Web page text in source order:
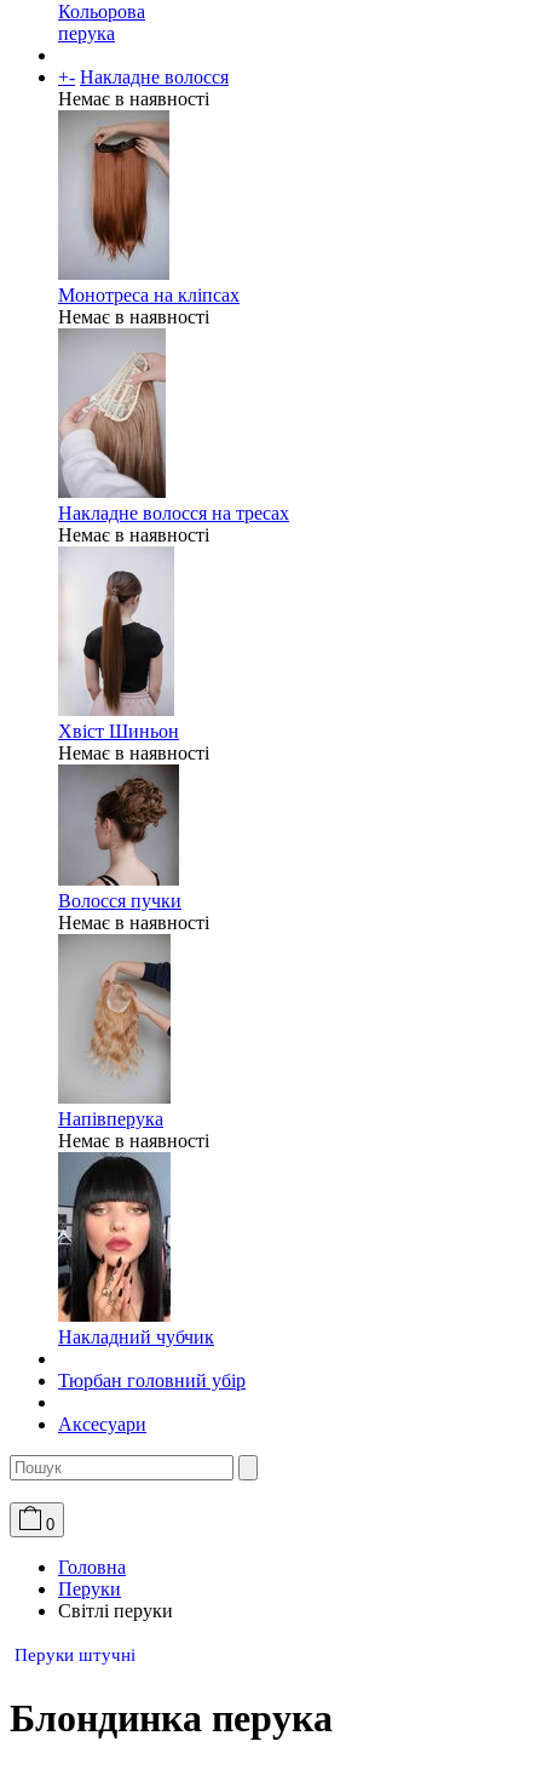
Кольорова
перука
+- Накладне волосся
Немає в наявності
Монотреса на кліпсах
Немає в наявності
Накладне волосся на тресах
Немає в наявності
Хвіст Шиньон
Немає в наявності
Волосся пучки
Немає в наявності
Напівперука
Немає в наявності
Накладний чубчик
Тюрбан головний убір
Аксесуари
0
Головна
Перуки
Світлі перуки
Перуки штучні
Блондинка перука